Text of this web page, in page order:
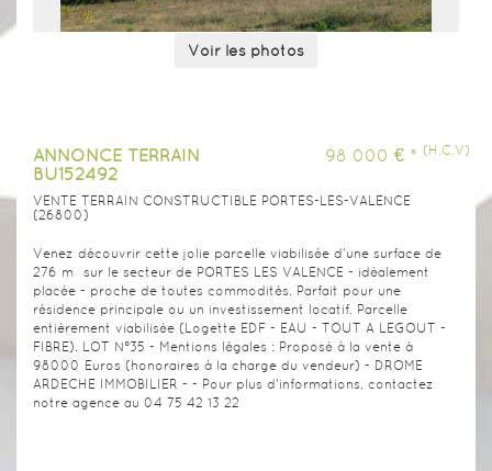
Voir les photos
ANNONCE TERRAIN
BU152492
98 000 € * (H.C.V)
VENTE TERRAIN CONSTRUCTIBLE PORTES-LES-VALENCE
(26800)
Venez découvrir cette jolie parcelle viabilisée d'une surface de
276 m² sur le secteur de PORTES LES VALENCE - idéalement
placée - proche de toutes commodités. Parfait pour une
résidence principale ou un investissement locatif. Parcelle
entièrement viabilisée (Logette EDF - EAU - TOUT A LEGOUT -
FIBRE). LOT N°35 - Mentions légales : Proposé à la vente à
98000 Euros (honoraires à la charge du vendeur) - DROME
ARDECHE IMMOBILIER - - Pour plus d'informations, contactez
notre agence au 04 75 42 13 22